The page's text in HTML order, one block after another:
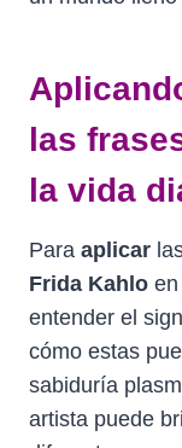
las
la vida
Para aplicar
Frida Kahlo
entender el
cómo estas
sabiduría
artista puede